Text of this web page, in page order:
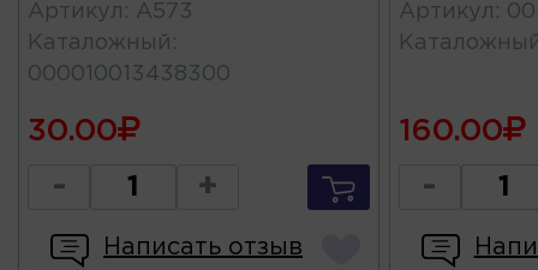
Артикул : А573
Каталожный :
000010013438300
30.00
- +
Написать отзыв
Артикул :
160.00
-